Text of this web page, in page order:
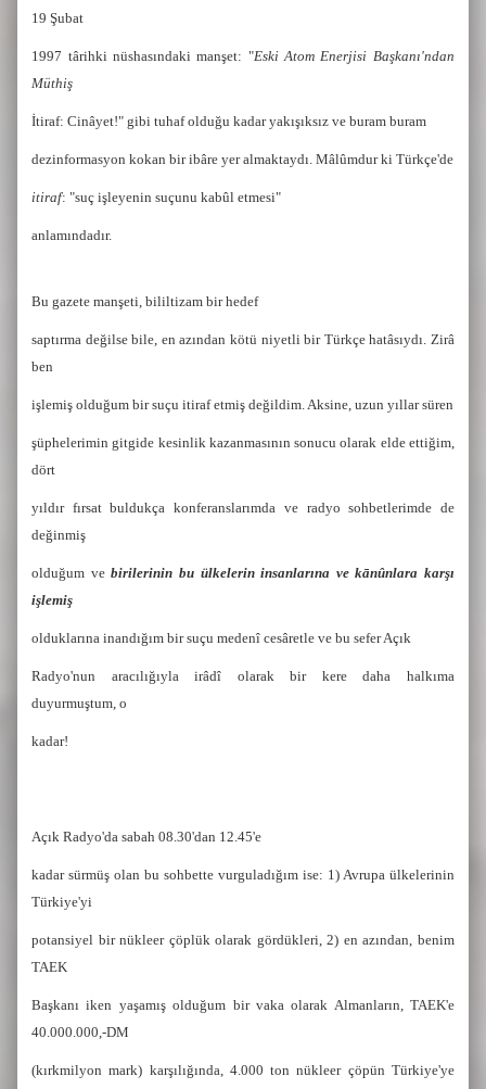
19 Şubat
1997 târihki nüshasındaki manşet: "Eski Atom Enerjisi Başkanı'ndan
Müthiş
İtiraf: Cinâyet!" gibi tuhaf olduğu kadar yakışıksız ve buram buram
dezinformasyon kokan bir ibâre yer almaktaydı. Mâlûmdur ki Türkçe'de
itiraf: "suç işleyenin suçunu kabûl etmesi"
anlamındadır.
Bu gazete manşeti, bililtizam bir hedef
saptırma değilse bile, en azından kötü niyetli bir Türkçe hatâsıydı. Zirâ
ben
işlemiş olduğum bir suçu itiraf etmiş değildim. Aksine, uzun yıllar süren
şüphelerimin gitgide kesinlik kazanmasının sonucu olarak elde ettiğim,
dört
yıldır fırsat buldukça konferanslarımda ve radyo sohbetlerimde de
değinmiş
olduğum vebirilerinin bu ülkelerin insanlarına ve kānûnlara karşı
işlemiş
olduklarına inandığım bir suçu medenî cesâretle ve bu sefer Açık
Radyo'nun aracılığıyla irâdî olarak bir kere daha halkıma
duyurmuştum, o
kadar!
Açık Radyo'da sabah 08.30'dan 12.45'e
kadar sürmüş olan bu sohbette vurguladığım ise: 1) Avrupa ülkelerinin
Türkiye'yi
potansiyel bir nükleer çöplük olarak gördükleri, 2) en azından, benim
TAEK
Başkanı iken yaşamış olduğum bir vaka olarak Almanların, TAEK'e
40.000.000,-DM
(kırkmilyon mark) karşılığında, 4.000 ton nükleer çöpün Türkiye'ye